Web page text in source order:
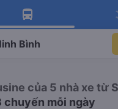
Tải app Vexere ngay!
Nhận ưu đãi thành viên độc
Tải app Vexere
-30k/ghế khi đặt vé máy bay qua
Bình
của 5 nhà xe từ
chuyến mỗi ngày